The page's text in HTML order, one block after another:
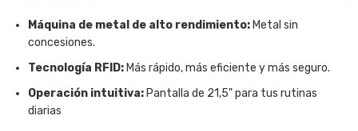
Máquina de metal de alto rendimiento: Metal sin
concesiones.
Tecnología RFID: Más rápido, más eficiente y más seguro.
Operación intuitiva: Pantalla de 21,5" para tus rutinas
diarias